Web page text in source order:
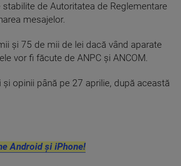
de Autoritatea de Reglementare
mesajelor.
şi 75 de mii de lei dacă vând aparate
vor fi făcute de ANPC şi ANCOM.
opinii până pe 27 aprilie, după această
Android și iPhone!